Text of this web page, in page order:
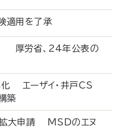
険適用を了承
厚労省、24年公表の
化 エーザイ・井戸CS
築
拡大申請 MSDのエヌ